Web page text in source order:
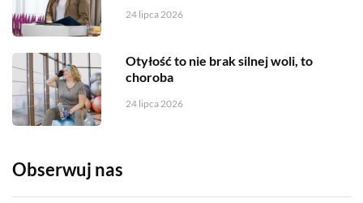
24 lipca 2026
Otyłość to nie brak silnej woli, to
choroba
24 lipca 2026
Obserwuj nas